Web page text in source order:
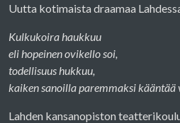
Uutta kotimaista draamaa
Kulkukoira haukkuu
eli hopeinen ovikello soi,
todellisuus hukkuu,
kaiken sanoilla paremmaksi kääntää
Lahden kansanopiston